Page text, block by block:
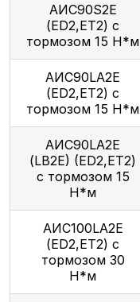
AИC90S2Е
(ED2,ET2) с
тормозом 15 Н*м
АИС90LА2Е
(ED2,ET2) с
тормозом 15 Н*м
AИC90LA2Е
(LB2Е) (ED2,ET2)
с тормозом 15
Н*м
AИC100LA2Е
(ED2,ET2) с
тормозом 30
Н*м